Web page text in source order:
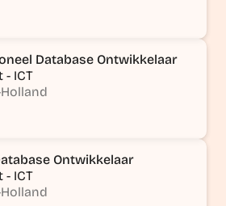
Database Ontwikkelaar
- ICT
Ontwikkelaar
- ICT